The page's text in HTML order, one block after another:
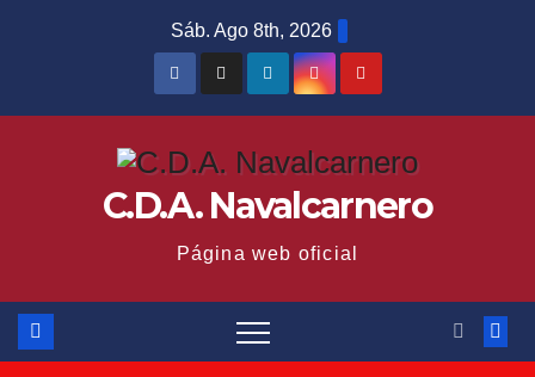
Sáb. Ago 8th, 2026
C.D.A. Navalcarnero
Página web oficial